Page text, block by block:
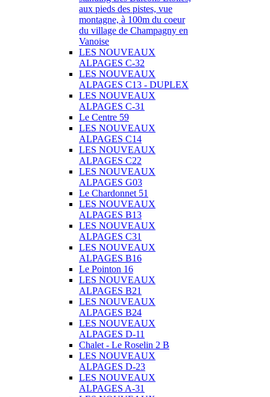
aux pieds des pistes, vue
montagne, à 100m du coeur
du village de Champagny en
Vanoise
LES NOUVEAUX
ALPAGES C-32
LES NOUVEAUX
ALPAGES C13 - DUPLEX
LES NOUVEAUX
ALPAGES C-31
Le Centre 59
LES NOUVEAUX
ALPAGES C14
LES NOUVEAUX
ALPAGES C22
LES NOUVEAUX
ALPAGES G03
Le Chardonnet 51
LES NOUVEAUX
ALPAGES B13
LES NOUVEAUX
ALPAGES C31
LES NOUVEAUX
ALPAGES B16
Le Pointon 16
LES NOUVEAUX
ALPAGES B21
LES NOUVEAUX
ALPAGES B24
LES NOUVEAUX
ALPAGES D-11
Chalet - Le Roselin 2 B
LES NOUVEAUX
ALPAGES D-23
LES NOUVEAUX
ALPAGES A-31